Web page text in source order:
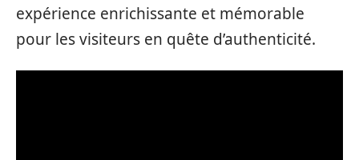
expérience enrichissante et mémorable
pour les visiteurs en quête d’authenticité.